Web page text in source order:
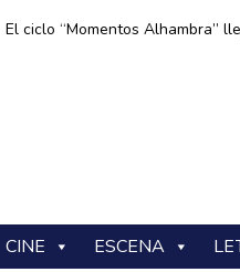
El ciclo “Momentos Alhambra”
CINE ESCENA